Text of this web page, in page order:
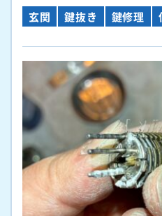
玄関 鍵抜き 鍵修理